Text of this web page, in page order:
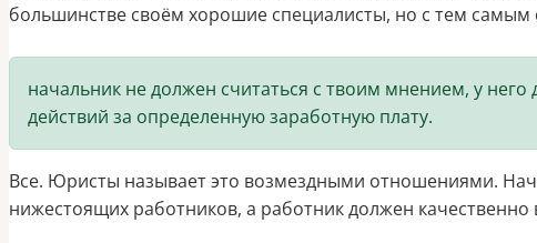
большинстве своём хорошие специалисты, но с тем
начальник не должен считаться с твоим мнением, у
действий за определенную заработную плату.
Все. Юристы называет это возмездными отношениями.
нижестоящих работников, а работник должен